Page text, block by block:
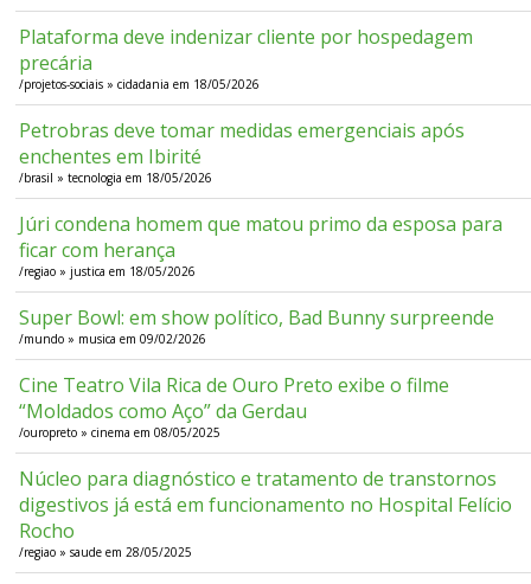
Plataforma deve indenizar cliente por hospedagem
precária
/projetos-sociais » cidadania em 18/05/2026
Petrobras deve tomar medidas emergenciais após
enchentes em Ibirité
/brasil » tecnologia em 18/05/2026
Júri condena homem que matou primo da esposa para
ficar com herança
/regiao » justica em 18/05/2026
Super Bowl: em show político, Bad Bunny surpreende
/mundo » musica em 09/02/2026
Cine Teatro Vila Rica de Ouro Preto exibe o filme
“Moldados como Aço” da Gerdau
/ouropreto » cinema em 08/05/2025
Núcleo para diagnóstico e tratamento de transtornos
digestivos já está em funcionamento no Hospital Felício
Rocho
/regiao » saude em 28/05/2025